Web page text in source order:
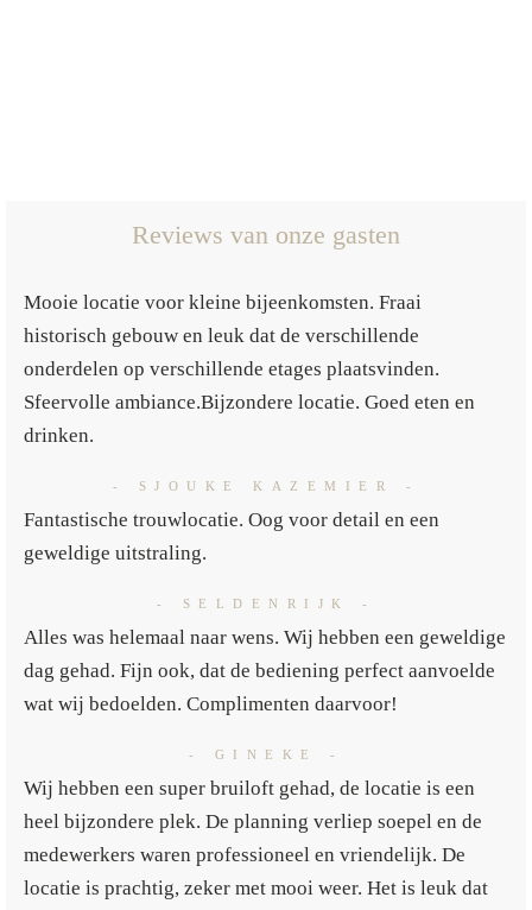
Reviews van onze gasten
Mooie locatie voor kleine bijeenkomsten. Fraai
historisch gebouw en leuk dat de verschillende
onderdelen op verschillende etages plaatsvinden.
Sfeervolle ambiance.Bijzondere locatie. Goed eten en
drinken.
- SJOUKE KAZEMIER -
Fantastische trouwlocatie. Oog voor detail en een
geweldige uitstraling.
- SELDENRIJK -
Alles was helemaal naar wens. Wij hebben een geweldige
dag gehad. Fijn ook, dat de bediening perfect aanvoelde
wat wij bedoelden. Complimenten daarvoor!
- GINEKE -
Wij hebben een super bruiloft gehad, de locatie is een
heel bijzondere plek. De planning verliep soepel en de
medewerkers waren professioneel en vriendelijk. De
locatie is prachtig, zeker met mooi weer. Het is leuk dat